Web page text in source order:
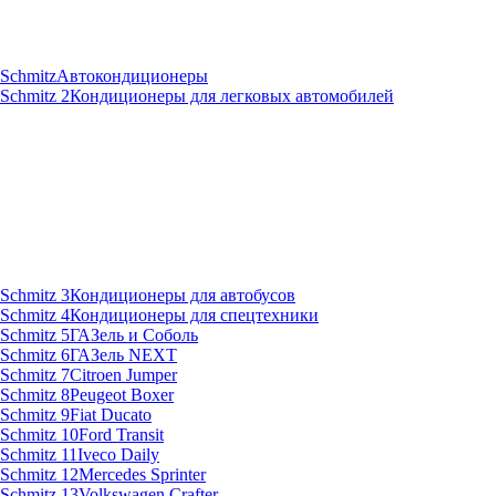
Автокондиционеры
Кондиционеры для легковых автомобилей
Кондиционеры для автобусов
Кондиционеры для спецтехники
ГАЗель и Соболь
ГАЗель NEXT
Citroen Jumper
Peugeot Boxer
Fiat Ducato
Ford Transit
Iveco Daily
Mercedes Sprinter